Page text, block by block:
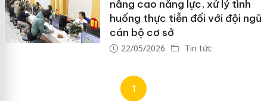
nâng cao năng lực, xử lý tình
huống thực tiễn đối với đội ngũ
cán bộ cơ sở
22/05/2026 Tin tức
1